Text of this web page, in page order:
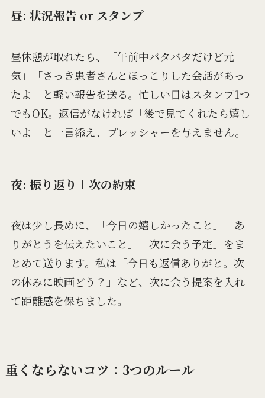
昼: 状況報告 or スタンプ
昼休憩が取れたら、「午前中バタバタだけど元
気」「さっき患者さんとほっこりした会話があっ
たよ」と軽い報告を送る。忙しい日はスタンプ1つ
でもOK。返信がなければ「後で見てくれたら嬉し
いよ」と一言添え、プレッシャーを与えません。
夜: 振り返り＋次の約束
夜は少し長めに、「今日の嬉しかったこと」「あ
りがとうを伝えたいこと」「次に会う予定」をま
とめて送ります。私は「今日も返信ありがと。次
の休みに映画どう？」など、次に会う提案を入れ
て距離感を保ちました。
重くならないコツ：3つのルール